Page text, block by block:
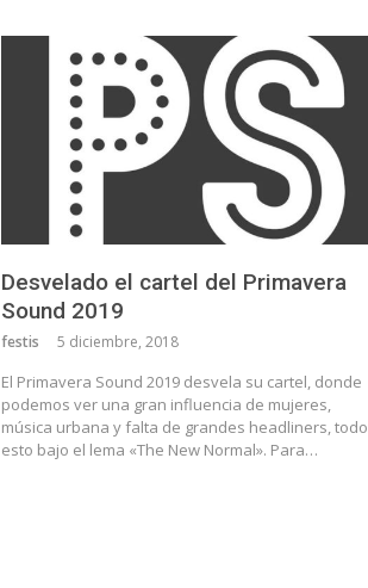
Desvelado el cartel del Primavera
Sound 2019
festis 5 diciembre, 2018
El Primavera Sound 2019 desvela su cartel, donde
podemos ver una gran influencia de mujeres,
música urbana y falta de grandes headliners, todo
esto bajo el lema «The New Normal». Para…